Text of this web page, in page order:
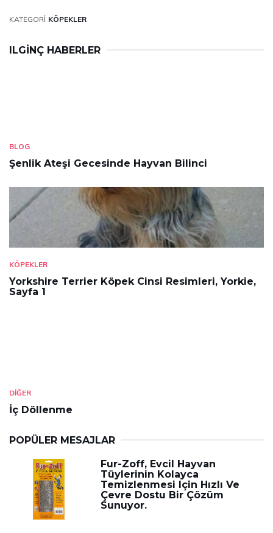
KATEGORI KÖPEKLER
ILGINÇ HABERLER
BLOG
Şenlik Ateşi Gecesinde Hayvan Bilinci
KÖPEKLER
Yorkshire Terrier Köpek Cinsi Resimleri, Yorkie,
Sayfa 1
DIĞER
İç Döllenme
POPÜLER MESAJLAR
Fur-Zoff, Evcil Hayvan
Tüylerinin Kolayca
Temizlenmesi Için Hızlı Ve
Çevre Dostu Bir Çözüm
Sunuyor.